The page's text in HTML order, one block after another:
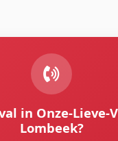
in Onze-Lieve-
Lombeek?